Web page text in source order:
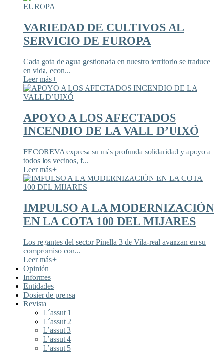
VARIEDAD DE CULTIVOS AL
SERVICIO DE EUROPA
Cada gota de agua gestionada en nuestro territorio se traduce
en vida, econ...
Leer más+
APOYO A LOS AFECTADOS
INCENDIO DE LA VALL D’UIXÓ
FECOREVA expresa su más profunda solidaridad y apoyo a
todos los vecinos, f...
Leer más+
IMPULSO A LA MODERNIZACIÓN
EN LA COTA 100 DEL MIJARES
Los regantes del sector Pinella 3 de Vila-real avanzan en su
compromiso con...
Leer más+
Opinión
Informes
Entidades
Dosier de prensa
Revista
L´assut 1
L´assut 2
L’assut 3
L’assut 4
L’assut 5